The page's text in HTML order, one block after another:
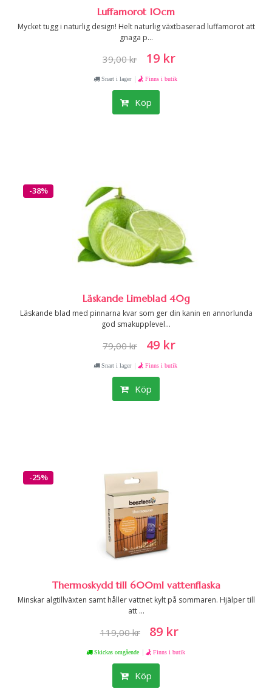
Luffamorot 10cm
Mycket tugg i naturlig design! Helt naturlig växtbaserad luffamorot att
gnaga p...
39,00 kr 19 kr
Snart i lager | Finns i butik
Köp
-38%
Läskande Limeblad 40g
Läskande blad med pinnarna kvar som ger din kanin en annorlunda
god smakupplevel...
79,00 kr 49 kr
Snart i lager | Finns i butik
Köp
-25%
Thermoskydd till 600ml vattenflaska
Minskar algtillväxten samt håller vattnet kylt på sommaren. Hjälper till
att ...
119,00 kr 89 kr
Skickas omgående | Finns i butik
Köp